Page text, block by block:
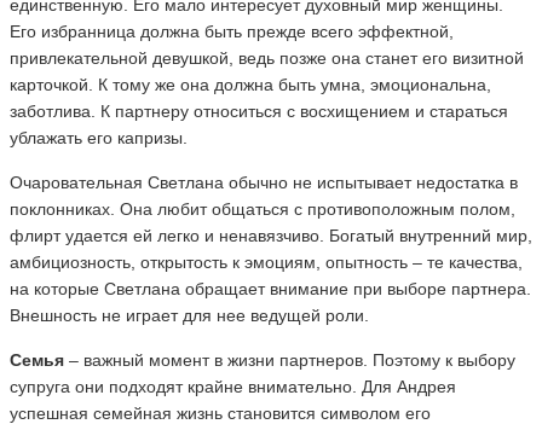
единственную. Его мало интересует духовный мир женщины.
Его избранница должна быть прежде всего эффектной,
привлекательной девушкой, ведь позже она станет его визитной
карточкой. К тому же она должна быть умна, эмоциональна,
заботлива. К партнеру относиться с восхищением и стараться
ублажать его капризы.
Очаровательная Светлана обычно не испытывает недостатка в
поклонниках. Она любит общаться с противоположным полом,
флирт удается ей легко и ненавязчиво. Богатый внутренний мир,
амбициозность, открытость к эмоциям, опытность – те качества,
на которые Светлана обращает внимание при выборе партнера.
Внешность не играет для нее ведущей роли.
Семья – важный момент в жизни партнеров. Поэтому к выбору
супруга они подходят крайне внимательно. Для Андрея
успешная семейная жизнь становится символом его